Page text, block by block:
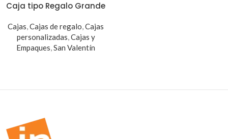
Caja tipo Regalo Grande
Cajas,Cajas de regalo,Cajas
personalizadas,Cajas y
Empaques,San Valentín